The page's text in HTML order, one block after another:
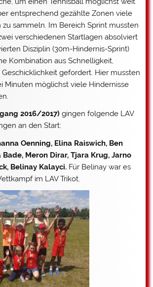
entsprechend gezählte Zonen viele
zu sammeln. Im Bereich Sprint mussten
verschiedenen Startlagen absolviert
Disziplin (30m-Hindernis-Sprint)
Kombination aus Schnelligkeit,
gefordert. Hier mussten
Minuten möglichst viele Hindernisse
2016/2017) gingen folgende LAV
an den Start:
Oenning, Elina Raiswich, Ben
Meron Dirar, Tjara Krug, Jarno
Belinay Kalayci. Für Belinay war es
im LAV Trikot.